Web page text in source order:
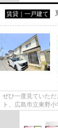
賃貸｜一戸建て
ぜひ一度見ていた
ト、広島市立東野